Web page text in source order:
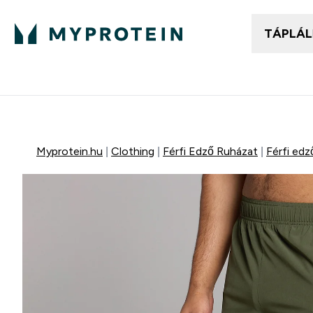
Myprotein.hu Clothing Férfi Edző Ruházat Férfi